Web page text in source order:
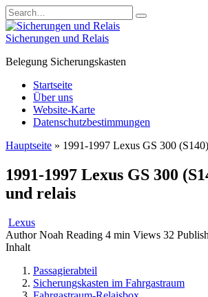
Skip
to
content
Search
for:
Sicherungen und Relais
Belegung Sicherungskasten
Startseite
Über uns
Website-Karte
Datenschutzbestimmungen
Hauptseite » 1991-1997 Lexus GS 300
1991-1997 Lexus GS 300
und relais
Lexus
Author Noah Reading 4 min Views 32
Inhalt
Passagierabteil
Sicherungskasten im Fahrgastraum